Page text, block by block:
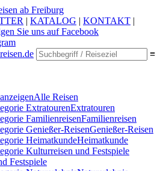
ab Freiburg
| KATALOG | KONTAKT |
≡
Alle Reisen
Extratouren
Familien­reisen
Genießer-Reisen
Heimatkunde
Festspiele